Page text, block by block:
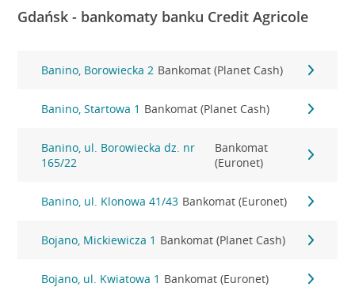
Gdańsk - bankomaty banku Credit Agricole
Banino, Borowiecka 2 Bankomat (Planet Cash)
Banino, Startowa 1 Bankomat (Planet Cash)
Banino, ul. Borowiecka dz. nr
165/22
Bankomat
(Euronet)
Banino, ul. Klonowa 41/43 Bankomat (Euronet)
Bojano, Mickiewicza 1 Bankomat (Planet Cash)
Bojano, ul. Kwiatowa 1 Bankomat (Euronet)